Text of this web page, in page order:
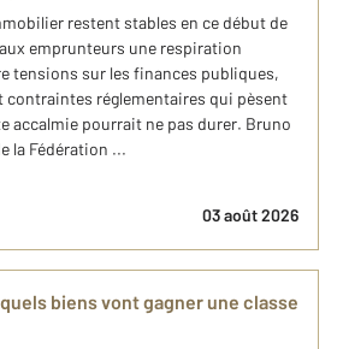
restent stables en ce début de
emprunteurs une respiration
tensions sur les finances publiques,
contraintes réglementaires qui pèsent
accalmie pourrait ne pas durer. Bruno
la Fédération ...
03 août 2026
biens vont gagner une classe